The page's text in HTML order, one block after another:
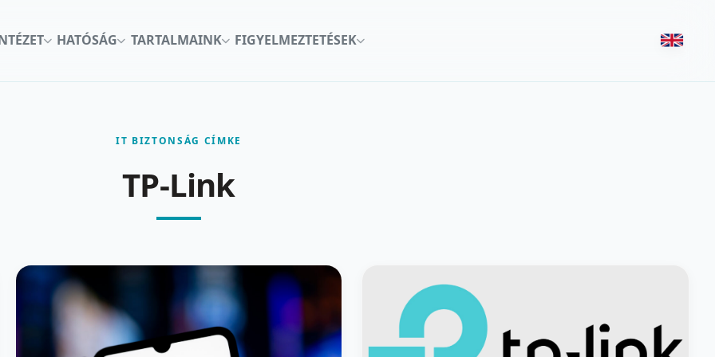
HATÓSÁG TARTALMAINK FIGYELMEZTETÉSEK
IT BIZTONSÁG CÍMKE
TP-Link